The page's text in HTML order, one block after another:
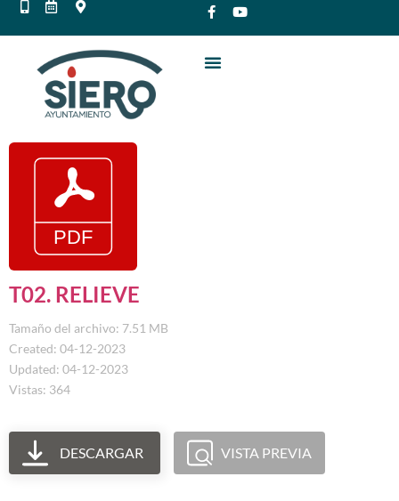
T02. RELIEVE
Tamaño del archivo: 7.51 MB
Created: 04-12-2023
Updated: 04-12-2023
Vistas: 364
DESCARGAR VISTA PREVIA